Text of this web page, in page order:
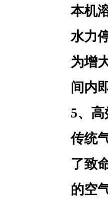
本机
水力
为增
间内
5、
传统
了致
的空